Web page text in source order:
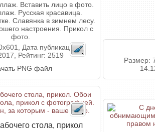
Вставить лицо в фото.
Русская красавица.
Славянка в зимнем лесу.
настроения. Прикол с
фото.
Дата публикации:
Рейтинг: 2519
PNG файл
Размер:
стола, прикол